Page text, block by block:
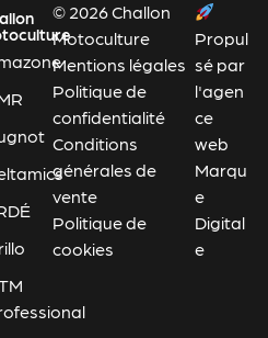
© 2026 Challon
Motoculture
Mentions légales
Politique de
confidentialité
Conditions
générales de
vente
Politique de
cookies
Propul
sé par
l'agen
ce
web
Marqu
e
Digital
e